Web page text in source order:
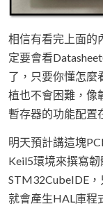
相信有看完上面的
定要會看
了，只要你懂怎麼
植也不會困難，像
暫存器的功能配置
明天預計講這塊
Keil5環境來撰寫
STM32CubeIDE
就會產生HAL庫程